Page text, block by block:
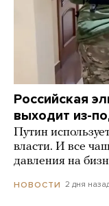
Российская
выходит из-
Путин
власти. И все
давления на
НОВОСТИ 2 дня